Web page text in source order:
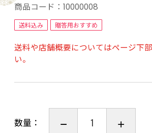
大阪堺市で創業110年精肉店を営
本商店”の国産黒毛和牛やまさん
是非ご堪能下さい。
【賞味期限】出荷日より冷凍保
【配送方法】ヤマト運輸の冷凍
たします。
商品コード： 10000008
送料込み 贈答用おすすめ
送料や店舗概要についてはページ下
い。
数量：